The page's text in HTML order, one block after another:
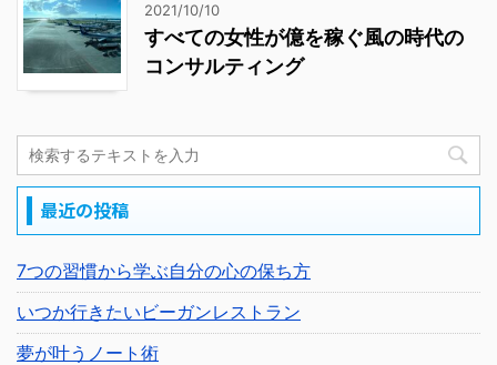
2021/10/10
すべての女性が億を稼ぐ風の時代の
コンサルティング
最近の投稿
7つの習慣から学ぶ自分の心の保ち方
いつか行きたいビーガンレストラン
夢が叶うノート術